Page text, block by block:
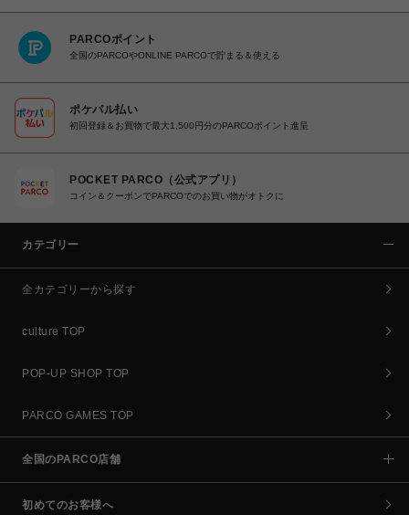
PARCOポイント
全国のPARCOやONLINE PARCOで貯まる＆使える
ポケパル払い
初回登録＆お買物で最大1,500円分のPARCOポイント進呈
POCKET PARCO（公式アプリ）
コイン＆クーポンでPARCOでのお買い物がオトクに
カテゴリー
全カテゴリーから探す
culture TOP
POP-UP SHOP TOP
PARCO GAMES TOP
全国のPARCO店舗
初めてのお客様へ